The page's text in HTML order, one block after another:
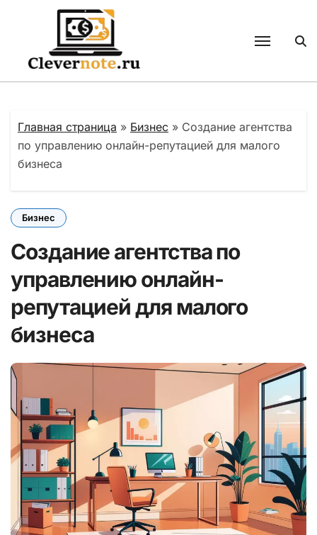
содержанию
Главная страница » Бизнес » Создание агентства
по управлению онлайн-репутацией для малого
бизнеса
Бизнес
Создание агентства по
управлению онлайн-
репутацией для малого
бизнеса